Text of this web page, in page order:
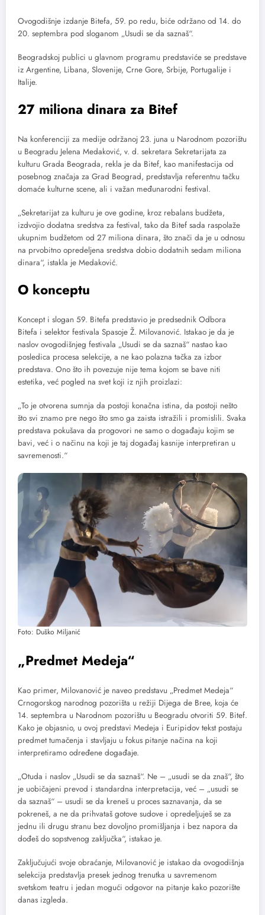
Ovogodišnje izdanje Bitefa, 59. po redu, biće održano od 14. do
20. septembra pod sloganom „Usudi se da saznaš“.
Beogradskoj publici u glavnom programu predstaviće se predstave
iz Argentine, Libana, Slovenije, Crne Gore, Srbije, Portugalije i
Italije.
27 miliona dinara za Bitef
Na konferenciji za medije održanoj 23. juna u Narodnom pozorištu
u Beogradu Jelena Medaković, v. d. sekretara Sekretarijata za
kulturu Grada Beograda, rekla je da Bitef, kao manifestacija od
posebnog značaja za Grad Beograd, predstavlja referentnu tačku
domaće kulturne scene, ali i važan međunarodni festival.
„Sekretarijat za kulturu je ove godine, kroz rebalans budžeta,
izdvojio dodatna sredstva za festival, tako da Bitef sada raspolaže
ukupnim budžetom od 27 miliona dinara, što znači da je u odnosu
na prvobitno opredeljena sredstva dobio dodatnih sedam miliona
dinara“, istakla je Medaković.
O konceptu
Koncept i slogan 59. Bitefa predstavio je predsednik Odbora
Bitefa i selektor festivala Spasoje Ž. Milovanović. Istakao je da je
naslov ovogodišnjeg festivala „Usudi se da saznaš“ nastao kao
posledica procesa selekcije, a ne kao polazna tačka za izbor
predstava. Ono što ih povezuje nije tema kojom se bave niti
estetika, već pogled na svet koji iz njih proizlazi:
„To je otvorena sumnja da postoji konačna istina, da postoji nešto
što svi znamo pre nego što smo ga zaista istražili i promislili. Svaka
predstava pokušava da progovori ne samo o događaju kojim se
bavi, već i o načinu na koji je taj događaj kasnije interpretiran u
savremenosti.“
Foto: Duško Miljanić
„Predmet Medeja“
Kao primer, Milovanović je naveo predstavu „Predmet Medeja“
Crnogorskog narodnog pozorišta u režiji Dijega de Bree, koja će
14. septembra u Narodnom pozorištu u Beogradu otvoriti 59. Bitef.
Kako je objasnio, u ovoj predstavi Medeja i Euripidov tekst postaju
predmet tumačenja i stavljaju u fokus pitanje načina na koji
interpretiramo određene događaje.
„Otuda i naslov „Usudi se da saznaš“. Ne – „usudi se da znaš“, što
je uobičajeni prevod i standardna interpretacija, već – „usudi se
da saznaš“ – usudi se da kreneš u proces saznavanja, da se
pokreneš, a ne da prihvataš gotove sudove i opredeljuješ se za
jednu ili drugu stranu bez dovoljno promišljanja i bez napora da
dođeš do sopstvenog zaključka“, istakao je.
Zaključujući svoje obraćanje, Milovanović je istakao da ovogodišnja
selekcija predstavlja presek jednog trenutka u savremenom
svetskom teatru i jedan mogući odgovor na pitanje kako pozorište
danas izgleda.